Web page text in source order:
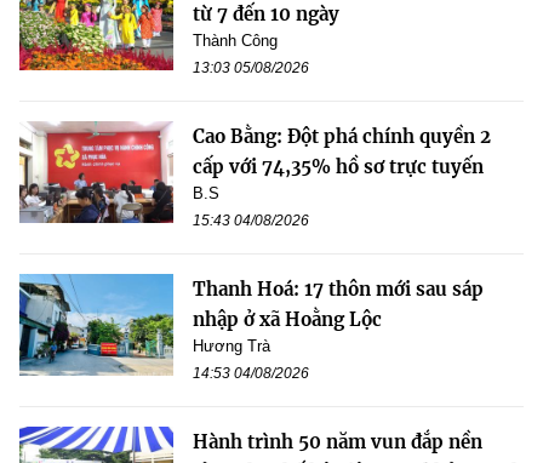
từ 7 đến 10 ngày
Thành Công
13:03 05/08/2026
Cao Bằng: Đột phá chính quyền 2
cấp với 74,35% hồ sơ trực tuyến
B.S
15:43 04/08/2026
Thanh Hoá: 17 thôn mới sau sáp
nhập ở xã Hoằng Lộc
Hương Trà
14:53 04/08/2026
Hành trình 50 năm vun đắp nền